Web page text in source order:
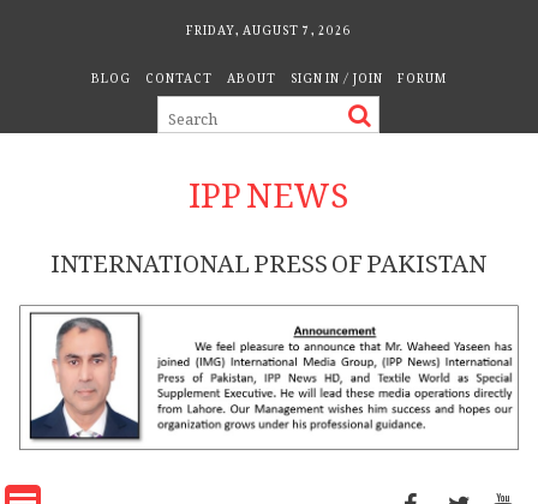
FRIDAY, AUGUST 7, 2026
BLOG CONTACT ABOUT SIGN IN / JOIN FORUM
IPP NEWS
INTERNATIONAL PRESS OF PAKISTAN